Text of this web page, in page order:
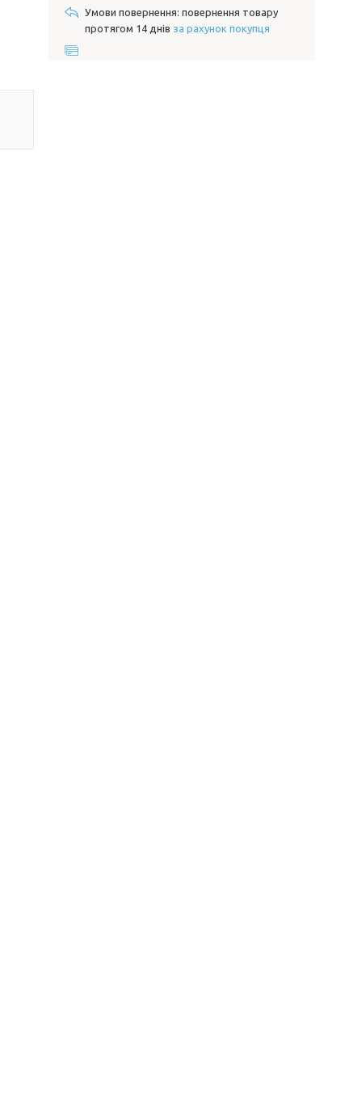
повернення товару
протягом 14 днів за рахунок покупця